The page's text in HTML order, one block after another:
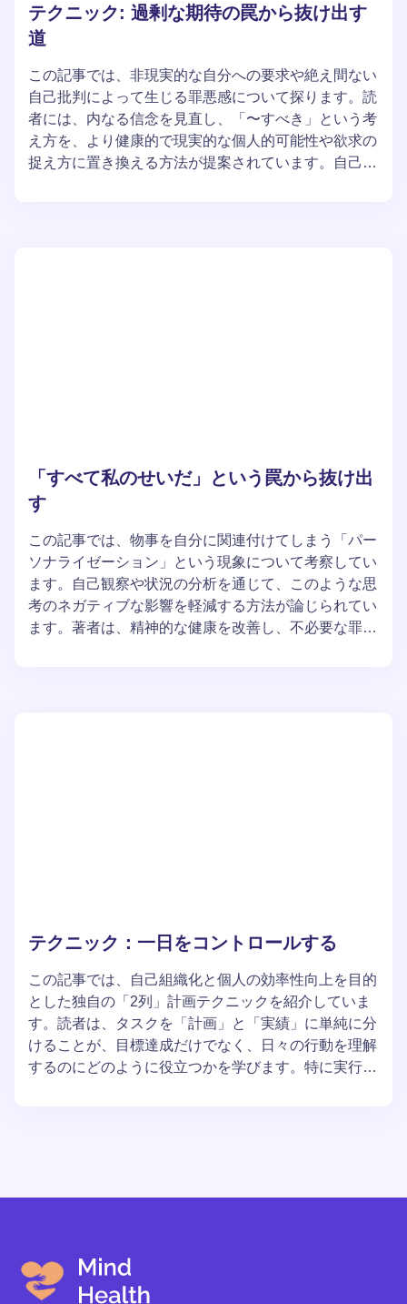
テクニック: 過剰な期待の罠から抜け出す
道
この記事では、非現実的な自分への要求や絶え間ない
自己批判によって生じる罪悪感について探ります。読
者には、内なる信念を見直し、「〜すべき」という考
え方を、より健康的で現実的な個人的可能性や欲求の
捉え方に置き換える方法が提案されています。自己責
「すべて私のせいだ」という罠から抜け出
す
この記事では、物事を自分に関連付けてしまう「パー
ソナライゼーション」という現象について考察してい
ます。自己観察や状況の分析を通じて、このような思
考のネガティブな影響を軽減する方法が論じられてい
ます。著者は、精神的な健康を改善し、不必要な罪悪
テクニック：一日をコントロールする
この記事では、自己組織化と個人の効率性向上を目的
とした独自の「2列」計画テクニックを紹介していま
す。読者は、タスクを「計画」と「実績」に単純に分
けることが、目標達成だけでなく、日々の行動を理解
するのにどのように役立つかを学びます。特に実行し